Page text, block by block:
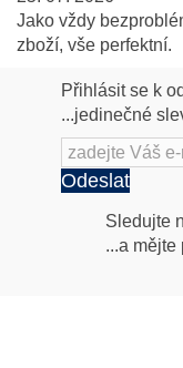
Jako vždy
zboží, vše perfektní.
Přihlásit se k
...jedinečné
Odeslat
Sledujte
...a mějte